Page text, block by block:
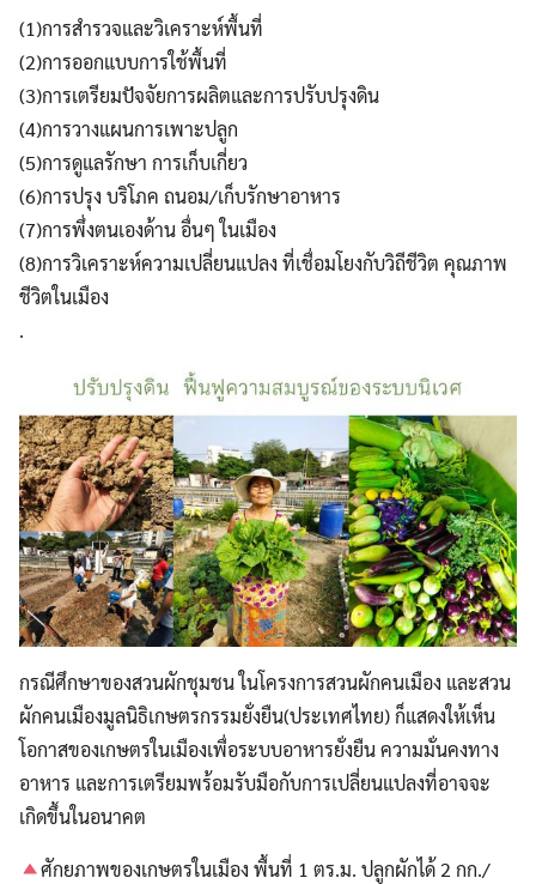
Search
for:
(1)การสำรวจและวิเคราะห์พื้นที่
(2)การออกแบบการใช้พื้นที่
(3)การเตรียมปัจจัยการผลิตและการปรับปรุงดิน
(4)การวางแผนการเพาะปลูก
(5)การดูแลรักษา การเก็บเกี่ยว
(6)การปรุง บริโภค ถนอม/เก็บรักษาอาหาร
(7)การพึ่งตนเองด้าน อื่นๆ ในเมือง
(8)การวิเคราะห์ความเปลี่ยนแปลง ที่เชื่อมโยงกับวิถีชีวิต คุณภาพ
ชีวิตในเมือง
.
กรณีศึกษาของสวนผักชุมชน ในโครงการสวนผักคนเมือง และสวน
ผักคนเมืองมูลนิธิเกษตรกรรมยั่งยืน(ประเทศไทย) ก็แสดงให้เห็น
โอกาสของเกษตรในเมืองเพื่อระบบอาหารยั่งยืน ความมั่นคงทาง
อาหาร และการเตรียมพร้อมรับมือกับการเปลี่ยนแปลงที่อาจจะ
เกิดขึ้นในอนาคต
ศักยภาพของเกษตรในเมือง พื้นที่ 1 ตร.ม. ปลูกผักได้ 2 กก./